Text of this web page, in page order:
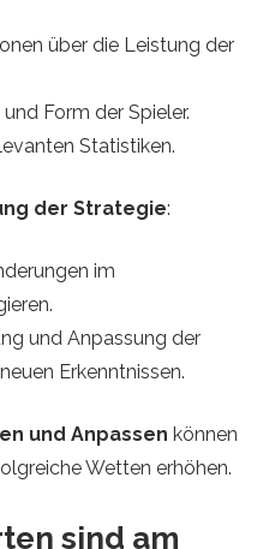
über die Leistung der
Form der Spieler.
Statistiken.
der Strategie:
im
und Anpassung der
Erkenntnissen.
und Anpassen können
Wetten erhöhen.
sind am